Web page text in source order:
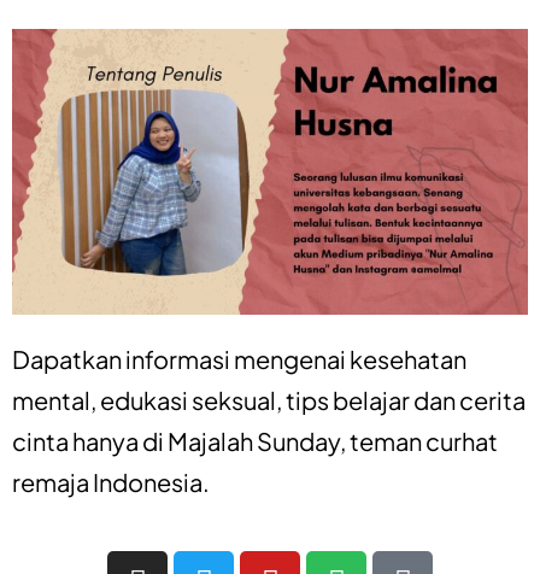
Dapatkan informasi mengenai kesehatan
mental, edukasi seksual,tips belajardancerita
cinta hanya di Majalah Sunday, teman curhat
remaja Indonesia.